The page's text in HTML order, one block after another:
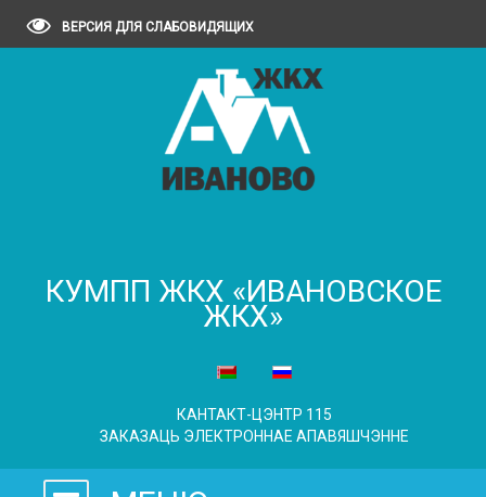
ВЕРСИЯ ДЛЯ СЛАБОВИДЯЩИХ
КУМПП ЖКХ «ИВАНОВСКОЕ
ЖКХ»
КАНТАКТ-ЦЭНТР 115
ЗАКАЗАЦЬ ЭЛЕКТРОННАЕ АПАВЯШЧЭННЕ